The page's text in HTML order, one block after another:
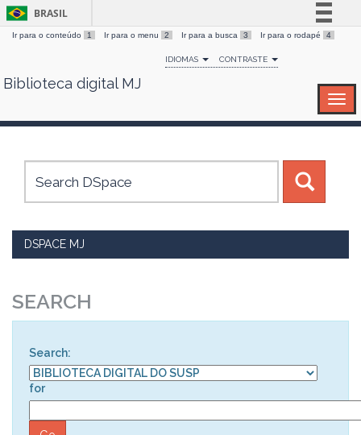
Skip
BRASIL
Simplifique!
Comunica BR
Canais
Ir para o conteúdo 1 Ir para o menu 2 Ir para a busca 3 Ir para o rodapé 4
IDIOMAS CONTRASTE
Biblioteca digital MJ
DSPACE MJ
SEARCH
Search:
for